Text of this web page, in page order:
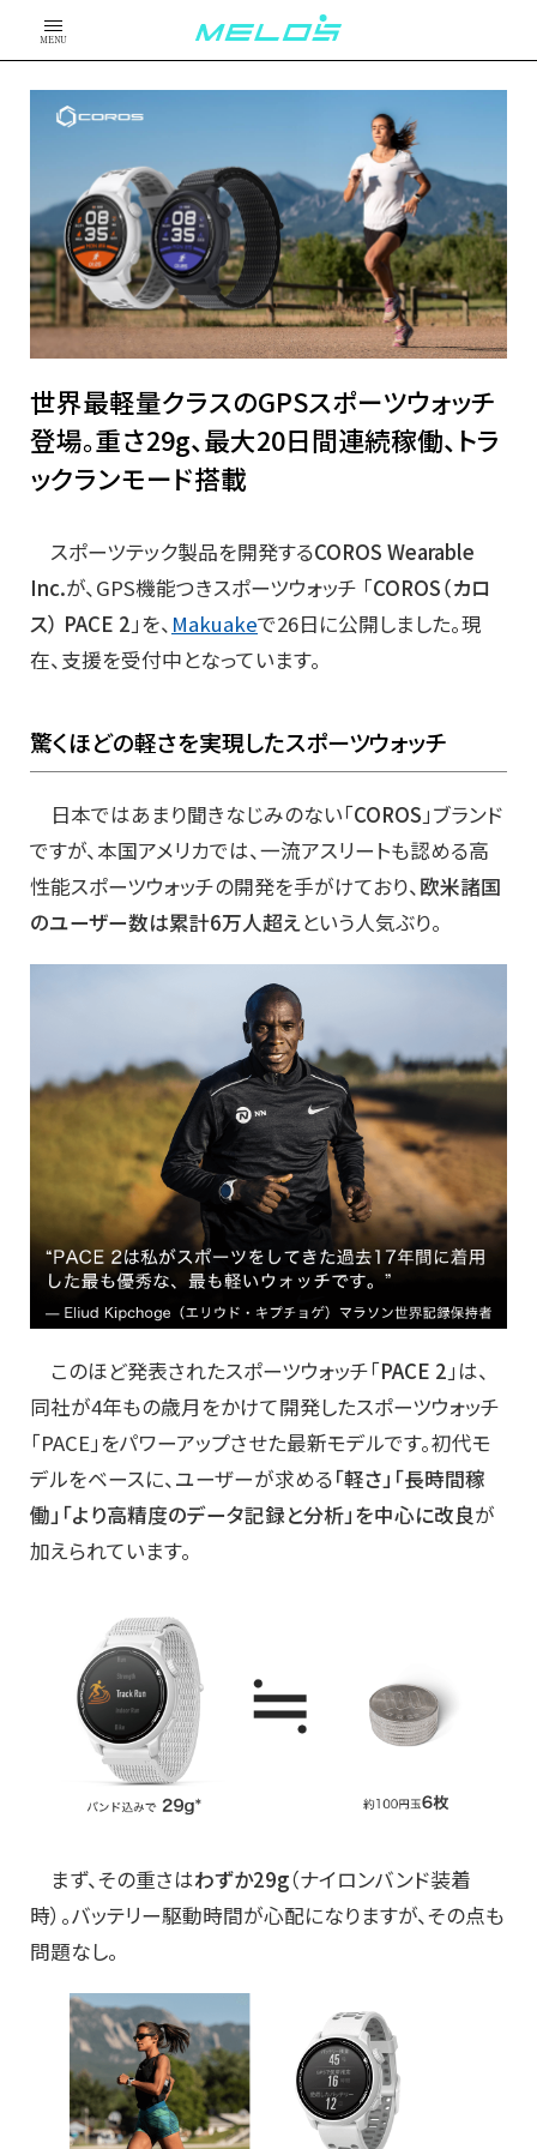
MENU
世界最軽量クラスのGPSスポーツウォッチ
登場。重さ29g、最大20日間連続稼働、トラ
ックランモード搭載
スポーツテック製品を開発するCOROS Wearable
Inc.が、GPS機能つきスポーツウォッチ 「COROS（カロ
ス） PACE 2」を、 Makuakeで26日に公開しました。現
在、支援を受付中となっています。
驚くほどの軽さを実現したスポーツウォッチ
日本ではあまり聞きなじみのない「COROS」ブランド
ですが、本国アメリカでは、一流アスリートも認める高
性能スポーツウォッチの開発を手がけており、欧米諸国
のユーザー数は累計6万人超えという人気ぶり。
このほど発表されたスポーツウォッチ「PACE 2」は、
同社が4年もの歳月をかけて開発したスポーツウォッチ
「PACE」をパワーアップさせた最新モデルです。初代モ
デルをベースに、ユーザーが求める「軽さ」「長時間稼
働」「より高精度のデータ記録と分析」を中心に改良が
加えられています。
まず、その重さはわずか29g（ナイロンバンド装着
時）。バッテリー駆動時間が心配になりますが、その点も
問題なし。